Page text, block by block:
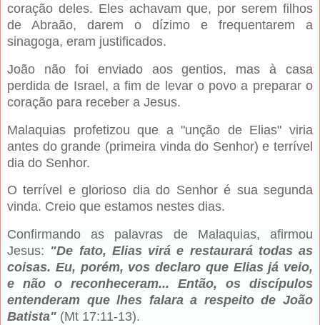
coração deles. Eles achavam que, por serem filhos
de Abraão, darem o dízimo e frequentarem a
sinagoga, eram justificados.
João não foi enviado aos gentios, mas à casa
perdida de Israel, a fim de levar o povo a preparar o
coração para receber a Jesus.
Malaquias profetizou que a "unção de Elias" viria
antes do grande (primeira vinda do Senhor) e terrível
dia do Senhor.
O terrível e glorioso dia do Senhor é sua segunda
vinda. Creio que estamos nestes dias.
Confirmando as palavras de Malaquias, afirmou
Jesus: "De fato, Elias virá e restaurará todas as
coisas. Eu, porém, vos declaro que Elias já veio,
e não o reconhece­ram... Então, os discípulos
entenderam que lhes falara a respei­to de João
Batista" (Mt 17:11-13).